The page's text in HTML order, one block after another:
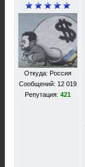
Откуда: Россия
Сообщений: 12 019
Репутация: 421